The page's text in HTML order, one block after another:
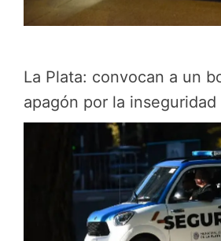
La Plata: convocan a un
apagón por la inseguridad